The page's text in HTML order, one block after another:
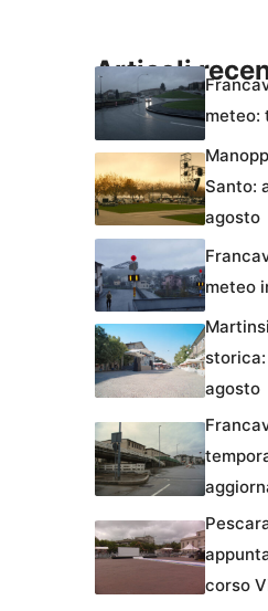
Articoli
meteo:
Santo:
agosto
meteo
agosto
corso